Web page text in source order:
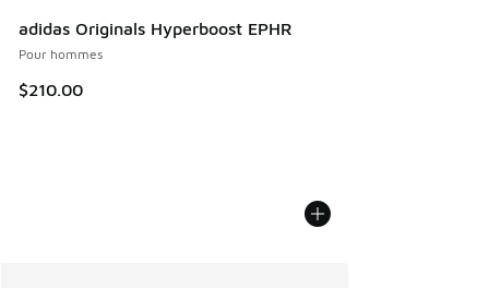
adidas Originals Hyperboost EPHR
Pour hommes
$210.00